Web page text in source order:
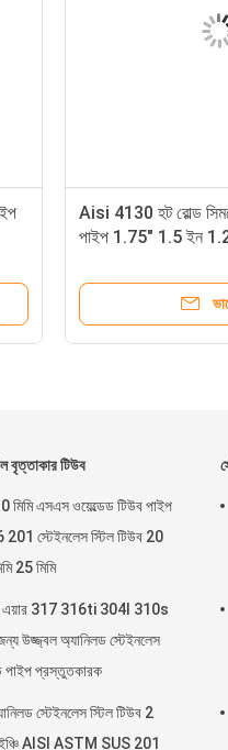
Aisi 4130 হট রোল্ড
পাইপ 1.75" 1.5 ইন
বৃত্তাকার টিউব
মিমি এসএস ওয়েল্ডেড টিউব পাইপ
স্টেইনলেস স্টিল টিউব 20
25 মিমি
এয়ার 317 316ti 304l 310s
উজ্জ্বল অ্যানিলড স্টেইনলেস
পাইপ প্রস্তুতকারক
স্টেইনলেস স্টিল টিউব 2
AISI ASTM SUS 201